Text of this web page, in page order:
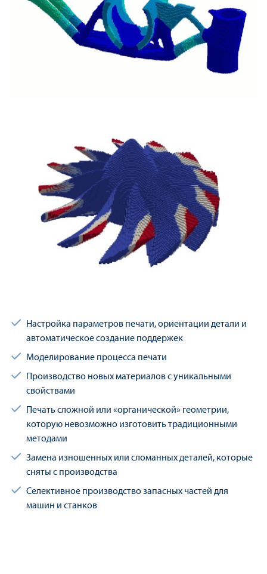
Настройка параметров печати, ориентации детали и
автоматическое создание поддержек
Моделирование процесса печати
Производство новых материалов с уникальными
свойствами
Печать сложной или «органической» геометрии,
которую невозможно изготовить традиционными
методами
Замена изношенных или сломанных деталей, которые
сняты с производства
Селективное производство запасных частей для
машин и станков